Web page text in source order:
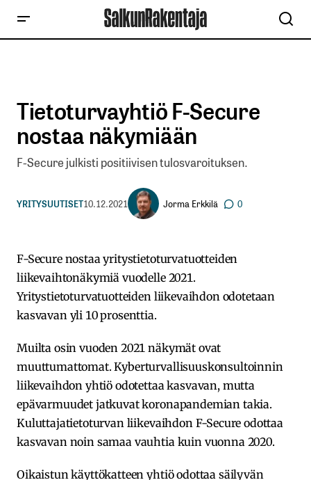
Tietoturvayhtiö F-Secure
nostaa näkymiään
F-Secure julkisti positiivisen tulosvaroituksen.
YRITYSUUTISET10.12.2021 Jorma Erkkilä 0
F-Secure nostaa yritystietoturvatuotteiden
liikevaihtonäkymiä vuodelle 2021.
Yritystietoturvatuotteiden liikevaihdon odotetaan
kasvavan yli 10 prosenttia.
Muilta osin vuoden 2021 näkymät ovat
muuttumattomat. Kyberturvallisuuskonsultoinnin
liikevaihdon yhtiö odotettaa kasvavan, mutta
epävarmuudet jatkuvat koronapandemian takia.
Kuluttajatietoturvan liikevaihdon F-Secure odottaa
kasvavan noin samaa vauhtia kuin vuonna 2020.
Oikaistun käyttökatteen yhtiö odottaa säilyvän